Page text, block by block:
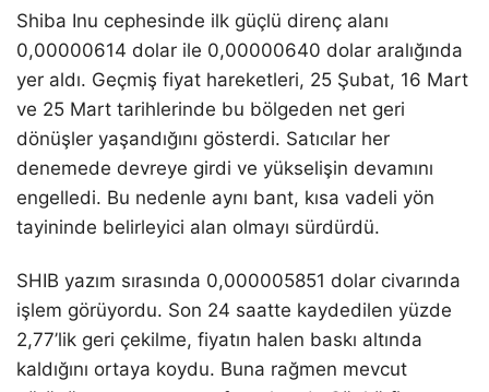
Shiba Inu cephesinde ilk güçlü direnç alanı
0,00000614 dolar ile 0,00000640 dolar aralığında
yer aldı. Geçmiş fiyat hareketleri, 25 Şubat, 16 Mart
ve 25 Mart tarihlerinde bu bölgeden net geri
dönüşler yaşandığını gösterdi. Satıcılar her
denemede devreye girdi ve yükselişin devamını
engelledi. Bu nedenle aynı bant, kısa vadeli yön
tayininde belirleyici alan olmayı sürdürdü.
SHIB yazım sırasında 0,000005851 dolar civarında
işlem görüyordu. Son 24 saatte kaydedilen yüzde
2,77’lik geri çekilme, fiyatın halen baskı altında
kaldığını ortaya koydu. Buna rağmen mevcut